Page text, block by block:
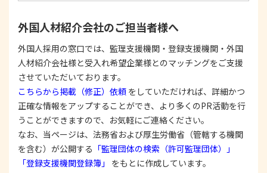
する際は、本人が同意を与えた利用目的の範囲内
で、適法にこれを行います。
2. 安全対策の実施について
個人情報の正確性およびその利用の安全性を確保す
るため、情報セキュリティ対策を始めとする安全措
置を構築し、個人情報への不正アクセス、個人情報
の漏洩、滅失または毀損等の的確な防止とセキュリ
ティの是正に努めます。
3. 苦情および相談等に対する適正な対応について
本人からの苦情および相談があった場合には、適切
外国人材紹介会社のご担当者様へ
外国人採用の窓口では、監理支援機関・登録支援機関・外国
人材紹介会社様と受入れ希望企業様とのマッチングをご支援
させていただいております。
こちらから掲載（修正）依頼 をしていただければ、詳細かつ
正確な情報をアップすることができ、より多くのPR活動を行
うことができますので、お気軽にご連絡ください。
なお、当ページは、法務省および厚生労働省（管轄する機関
を含む）が公開する 「監理団体の検索（許可監理団体）」
「登録支援機関登録簿」
をもとに作成しています。